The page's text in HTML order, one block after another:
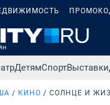
ДетямСпортВыставки
КИНО СОЛНЦЕ И